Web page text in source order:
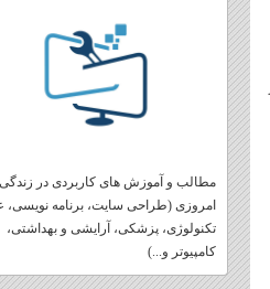
مطالب و آموزش های کاربردی در زندگی
امروزی (طراحی سایت، برنامه نویسی،
تکنولوژی، پزشکی، آرایشی و بهداشتی،
کامپیوتر و...)